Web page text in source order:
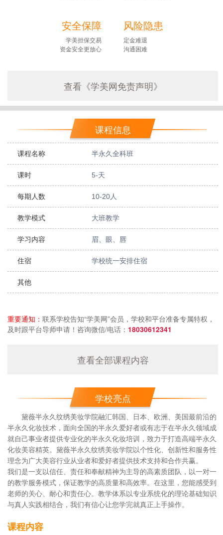
安全保障
学美担保交易
资金安全更放心
风险隐患
定金难退
沟通困难
查看《学美网免责声明》
课程信息
课程名称 半永久全科班
课时 5-天
每期人数 10-20人
教学模式 大班教学
学习内容 眉、眼、唇
住宿 学校统一安排住宿
其他
重要通知： 联系学校告知“学美网”会员，学校和平台准备专属特权，
及时跟平台导师申请！咨询微信/电话： 18030612341
查看全部课程内容
学校亮点
黛薇半永久纹绣美妆学院融汇韩国、日本、欧洲、美国最前沿的
半永久化妆技术，面向全国的半永久爱好者或有志于在半永久领域成
就自己事业者提供专业化的半永久化妆培训，致力于打造高端半永久
化妆美容精英。黛薇半永久纹绣美妆学院以个性化、创新性和服务性
理念为广大美容行业从业者和爱好者提供技术支持和合作共赢。
我们是一支以信任、责任和奉献精神为主导的高素质团队，以一对一
的教学服务模式，保证教学的高质量和高效率。在这里，您能感受到
老师的关心、耐心和责任心。教学体系以专业系统化的理论基础知识
与真人实践相结合，我们有信心让您学完就真正上手操作。
课程内容